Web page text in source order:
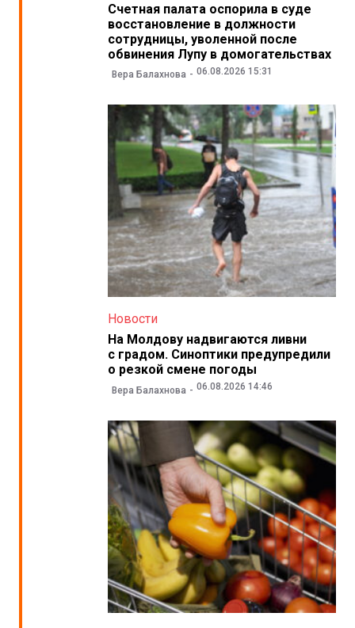
Счетная палата оспорила в суде
восстановление в должности
сотрудницы, уволенной после
обвинения Лупу в домогательствах
Вера Балахнова 06.08.2026 15:31
Новости
На Молдову надвигаются ливни
с градом. Синоптики предупредили
о резкой смене погоды
Вера Балахнова 06.08.2026 14:46